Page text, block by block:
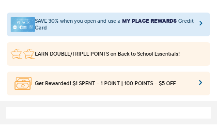
SAVE 30% when you open and use a MY PLACE REWARDS Credit
Card
EARN DOUBLE/TRIPLE POINTS on Back to School Essentials!
Get Rewarded! $1 SPENT = 1 POINT | 100 POINTS = $5 OFF